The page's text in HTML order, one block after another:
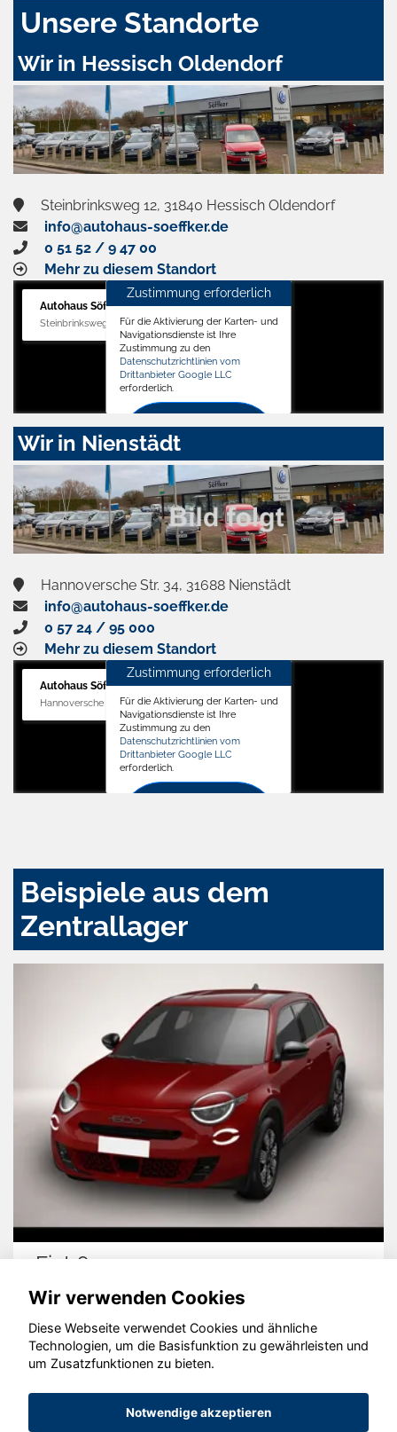
Unsere Standorte
Wir in Hessisch Oldendorf
Steinbrinksweg 12, 31840 Hessisch Oldendorf
info@autohaus-soeffker.de
0 51 52 / 9 47 00
Mehr zu diesem Standort
Autohaus Söffker GmbH
Steinbrinksweg 12, 31840 Hessisch Oldendorf
Zustimmung erforderlich
Für die Aktivierung der Karten- und
Navigationsdienste ist Ihre
Zustimmung zu den
Datenschutzrichtlinien vom
Drittanbieter Google LLC
erforderlich.
Zustimmen
aktivieren
Wir in Nienstädt
Hannoversche Str. 34, 31688 Nienstädt
info@autohaus-soeffker.de
0 57 24 / 95 000
Mehr zu diesem Standort
Autohaus Söffker GmbH
Hannoversche Str. 34, 31688 Nienstädt
Zustimmung erforderlich
Für die Aktivierung der Karten- und
Navigationsdienste ist Ihre
Zustimmung zu den
Datenschutzrichtlinien vom
Drittanbieter Google LLC
erforderlich.
Beispiele aus dem
Zentrallager
Fiat 600
© konjunkturmotor.de GmbH 2020 - 2026
Wir verwenden Cookies
Diese Webseite verwendet Cookies und ähnliche
Technologien, um die Basisfunktion zu gewährleisten und
um Zusatzfunktionen zu bieten.
Notwendige akzeptieren